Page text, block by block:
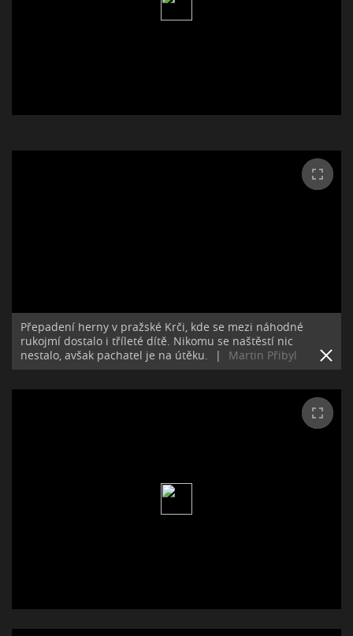
Přepadení herny v pražské Krči, kde se mezi náhodné
rukojmí dostalo i tříleté dítě. Nikomu se naštěstí nic
nestalo, avšak pachatel je na útěku.
| Martin Přibyl